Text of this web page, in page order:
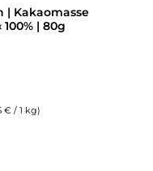
| Kakaomasse
| 80g
€ / 1 kg)